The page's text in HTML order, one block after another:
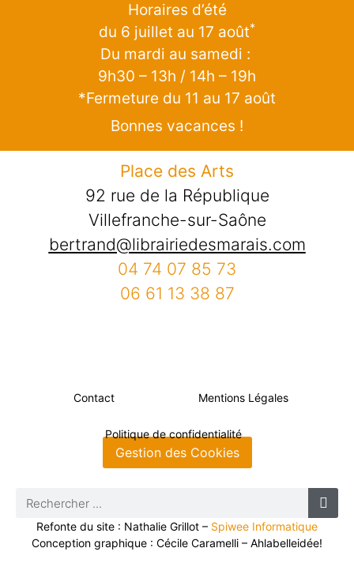
Horaires d’été
du 6 juillet au 17 août*
Du mardi au samedi :
9h30 – 13h / 14h – 19h
*Fermeture du 11 au 17 août
Bonnes vacances !
Place des Arts
92 rue de la République
Villefranche-sur-Saône
bertrand@librairiedesmarais.com
04 74 07 85 73
06 61 13 38 87
Contact Mentions Légales
Politique de confidentialité
Gestion des Cookies
Refonte du site : Nathalie Grillot – Spiwee Informatique
Conception graphique : Cécile Caramelli – Ahlabelleidée!